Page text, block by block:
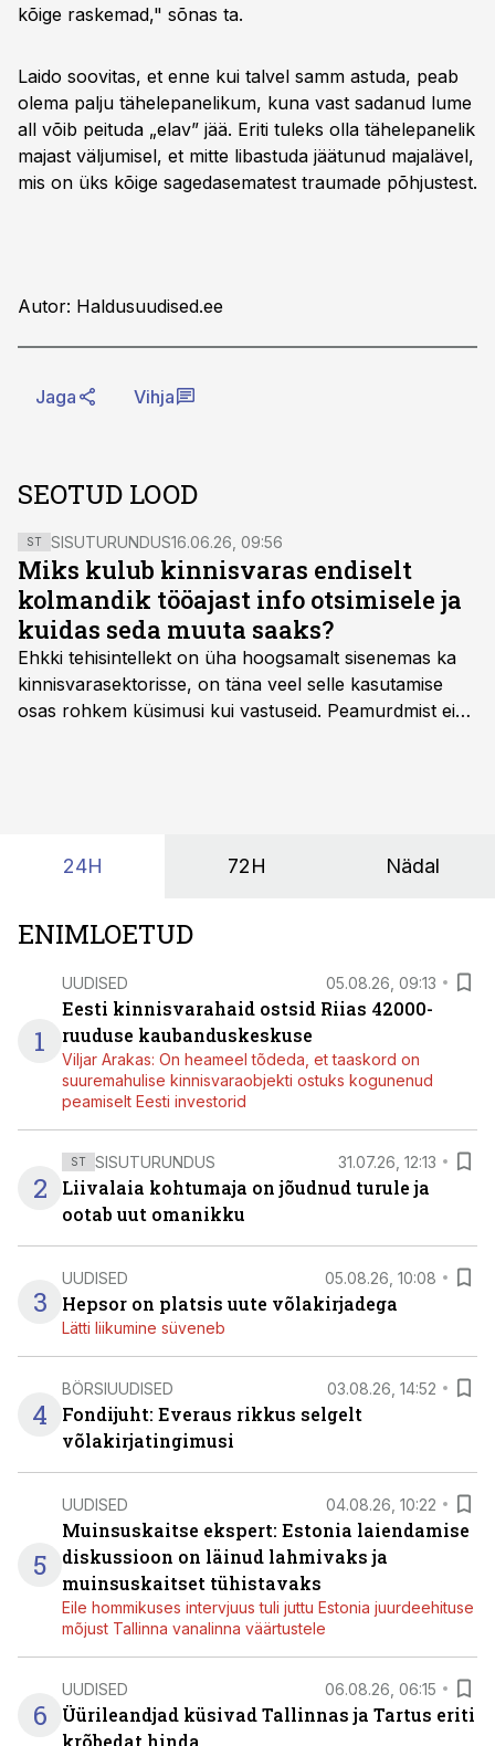
kõige raskemad," sõnas ta.
Laido soovitas, et enne kui talvel samm astuda, peab
olema palju tähelepanelikum, kuna vast sadanud lume
all võib peituda „elav” jää. Eriti tuleks olla tähelepanelik
majast väljumisel, et mitte libastuda jäätunud majalävel,
mis on üks kõige sagedasematest traumade põhjustest.
Autor: Haldusuudised.ee
Jaga Vihja
SEOTUD LOOD
ST SISUTURUNDUS16.06.26, 09:56
Miks kulub kinnisvaras endiselt
kolmandik tööajast info otsimisele ja
kuidas seda muuta saaks?
Ehkki tehisintellekt on üha hoogsamalt sisenemas ka
kinnisvarasektorisse, on täna veel selle kasutamise
osas rohkem küsimusi kui vastuseid. Peamurdmist ei
24H 72H Nädal
ENIMLOETUD
1
UUDISED 05.08.26, 09:13
Eesti kinnisvarahaid ostsid Riias 42000-
ruuduse kaubanduskeskuse
Viljar Arakas: On heameel tõdeda, et taaskord on
suuremahulise kinnisvaraobjekti ostuks kogunenud
peamiselt Eesti investorid
2
ST SISUTURUNDUS 31.07.26, 12:13
Liivalaia kohtumaja on jõudnud turule ja
ootab uut omanikku
3
UUDISED 05.08.26, 10:08
Hepsor on platsis uute võlakirjadega
Lätti liikumine süveneb
4
BÖRSIUUDISED 03.08.26, 14:52
Fondijuht: Everaus rikkus selgelt
võlakirjatingimusi
5
UUDISED 04.08.26, 10:22
Muinsuskaitse ekspert: Estonia laiendamise
diskussioon on läinud lahmivaks ja
muinsuskaitset tühistavaks
Eile hommikuses intervjuus tuli juttu Estonia juurdeehituse
mõjust Tallinna vanalinna väärtustele
6
UUDISED 06.08.26, 06:15
Üürileandjad küsivad Tallinnas ja Tartus eriti
krõbedat hinda